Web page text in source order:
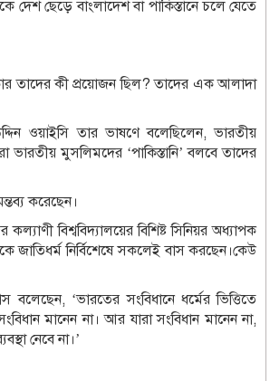
ছেড়ে বাংলাদেশ বা পাকিস্তানে চলে যেতে
তাদের কী প্রয়োজন ছিল? তাদের এক আলাদা
ওয়াইসি তার ভাষণে বলেছিলেন, ভারতীয়
ভারতীয় মুসলিমদের ‘পাকিস্তানি’ বলবে তাদের
করেছেন।
বিশ্ববিদ্যালয়ের বিশিষ্ট সিনিয়র অধ্যাপক
জাতিধর্ম নির্বিশেষে সকলেই বাস করছেন।কেউ
বলেছেন, ‘ভারতের সংবিধানে ধর্মের ভিত্তিতে
মানেন না। আর যারা সংবিধান মানেন না,
নেবে না।’